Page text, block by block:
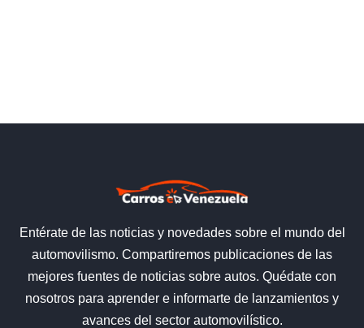
Entérate de las noticias y novedades sobre el mundo del
automovilismo. Compartiremos publicaciones de las
mejores fuentes de noticias sobre autos. Quédate con
nosotros para aprender e informarte de lanzamientos y
avances del sector automovilístico.